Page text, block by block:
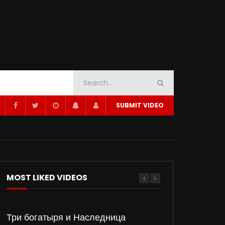
SUBMIT VIDEO
MOST LIKED VIDEOS
Три богатыря и Наследница